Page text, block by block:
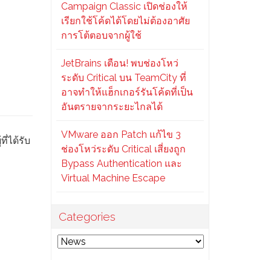
ได้รับ
Campaign Classic เปิดช่องให้
เรียกใช้โค้ดได้โดยไม่ต้องอาศัย
การโต้ตอบจากผู้ใช้
JetBrains เตือน! พบช่องโหว่
ระดับ Critical บน TeamCity ที่
อาจทำให้แฮ็กเกอร์รันโค้ดที่เป็น
อันตรายจากระยะไกลได้
VMware ออก Patch แก้ไข 3
ช่องโหว่ระดับ Critical เสี่ยงถูก
Bypass Authentication และ
Virtual Machine Escape
Categories
Categories